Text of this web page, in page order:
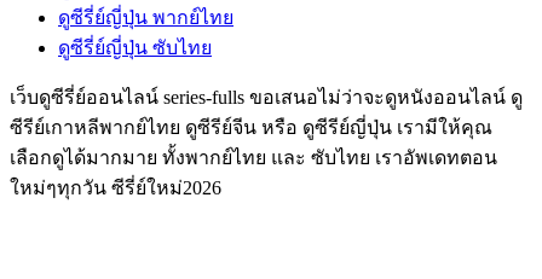
ดูซีรี่ย์ญี่ปุ่น พากย์ไทย
ดูซีรี่ย์ญี่ปุ่น ซับไทย
เว็บดูซีรี่ย์ออนไลน์ series-fulls ขอเสนอไม่ว่าจะดูหนังออนไลน์ ดู
ซีรีย์เกาหลีพากย์ไทย ดูซีรีย์จีน หรือ ดูซีรีย์ญี่ปุ่น เรามีให้คุณ
เลือกดูได้มากมาย ทั้งพากย์ไทย และ ซับไทย เราอัพเดทตอน
ใหม่ๆทุกวัน ซีรี่ย์ใหม่2026